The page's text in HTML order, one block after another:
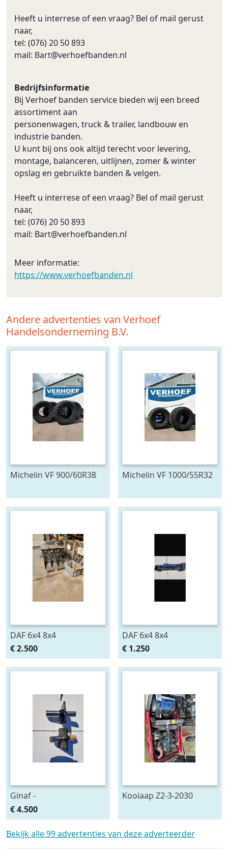
Heeft u interrese of een vraag? Bel of mail gerust
naar,
tel: (076) 20 50 893
mail: Bart@verhoefbanden.nl
Bedrijfsinformatie
Bij Verhoef banden service bieden wij een breed
assortiment aan
personenwagen, truck & trailer, landbouw en
industrie banden.
U kunt bij ons ook altijd terecht voor levering,
montage, balanceren, uitlijnen, zomer & winter
opslag en gebruikte banden & velgen.
Heeft u interrese of een vraag? Bel of mail gerust
naar,
tel: (076) 20 50 893
mail: Bart@verhoefbanden.nl
Meer informatie:
https://www.verhoefbanden.nl
Andere advertenties van Verhoef
Handelsonderneming B.V.
Michelin VF 900/60R38
Michelin VF 1000/55R32
DAF 6x4 8x4
€ 2.500
DAF 6x4 8x4
€ 1.250
Ginaf -
€ 4.500
Kooiaap Z2-3-2030
Bekijk alle 99 advertenties van deze adverteerder